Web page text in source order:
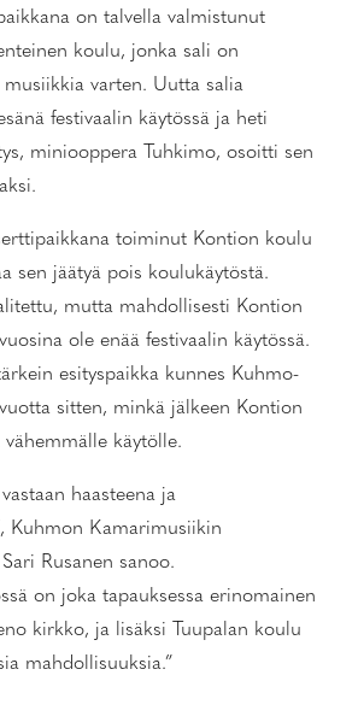
on talvella valmistunut
koulu, jonka sali on
varten. Uutta salia
festivaalin käytössä ja heti
miniooppera Tuhkimo, osoitti sen
toiminut Kontion koulu
sen jäätyä pois koulukäytöstä.
mutta mahdollisesti Kontion
ole enää festivaalin käytössä.
esityspaikka kunnes Kuhmo-
sitten, minkä jälkeen Kontion
käytölle.
haasteena ja
Kuhmon Kamarimusiikin
Rusanen sanoo.
on joka tapauksessa erinomainen
kirkko, ja lisäksi Tuupalan koulu
mahdollisuuksia.”